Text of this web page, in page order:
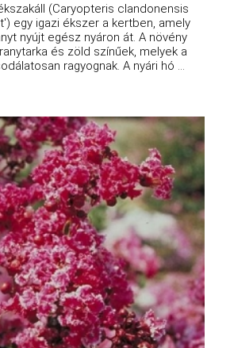
(Caryopteris clandonensis
egy igazi ékszer a kertben, amely
nyújt egész nyáron át. A növény
és zöld színűek, melyek a
ragyognak. A nyári hó ...